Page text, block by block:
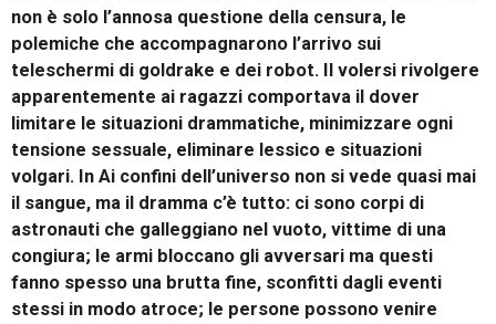
non è solo l’annosa questione della censura, le
polemiche che accompagnarono l’arrivo sui
teleschermi di goldrake e dei robot. Il volersi rivolgere
apparentemente ai ragazzi comportava il dover
limitare le situazioni drammatiche, minimizzare ogni
tensione sessuale, eliminare lessico e situazioni
volgari. In Ai confini dell’universo non si vede quasi mai
il sangue, ma il dramma c’è tutto: ci sono corpi di
astronauti che galleggiano nel vuoto, vittime di una
congiura; le armi bloccano gli avversari ma questi
fanno spesso una brutta fine, sconfitti dagli eventi
stessi in modo atroce; le persone possono venire